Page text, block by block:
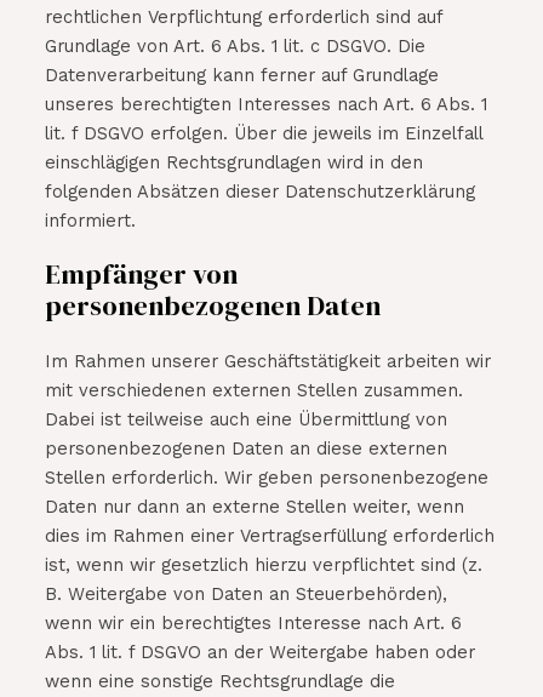
rechtlichen Verpflichtung erforderlich sind auf
Grundlage von Art. 6 Abs. 1 lit. c DSGVO. Die
Datenverarbeitung kann ferner auf Grundlage
unseres berechtigten Interesses nach Art. 6 Abs. 1
lit. f DSGVO erfolgen. Über die jeweils im Einzelfall
einschlägigen Rechtsgrundlagen wird in den
folgenden Absätzen dieser Datenschutzerklärung
informiert.
Empfänger von
personenbezogenen Daten
Im Rahmen unserer Geschäftstätigkeit arbeiten wir
mit verschiedenen externen Stellen zusammen.
Dabei ist teilweise auch eine Übermittlung von
personenbezogenen Daten an diese externen
Stellen erforderlich. Wir geben personenbezogene
Daten nur dann an externe Stellen weiter, wenn
dies im Rahmen einer Vertragserfüllung erforderlich
ist, wenn wir gesetzlich hierzu verpflichtet sind (z.
B. Weitergabe von Daten an Steuerbehörden),
wenn wir ein berechtigtes Interesse nach Art. 6
Abs. 1 lit. f DSGVO an der Weitergabe haben oder
wenn eine sonstige Rechtsgrundlage die